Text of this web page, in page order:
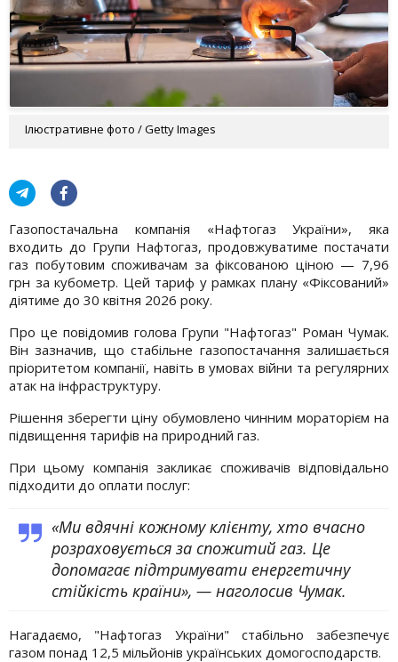
Ілюстративне фото / Getty Images
Газопостачальна компанія «Нафтогаз України», яка
входить до Групи Нафтогаз, продовжуватиме постачати
газ побутовим споживачам за фіксованою ціною — 7,96
грн за кубометр. Цей тариф у рамках плану «Фіксований»
діятиме до 30 квітня 2026 року.
Про це повідомив голова Групи "Нафтогаз" Роман Чумак.
Він зазначив, що стабільне газопостачання залишається
пріоритетом компанії, навіть в умовах війни та регулярних
атак на інфраструктуру.
Рішення зберегти ціну обумовлено чинним мораторієм на
підвищення тарифів на природний газ.
При цьому компанія закликає споживачів відповідально
підходити до оплати послуг:
«Ми вдячні кожному клієнту, хто вчасно
розраховується за спожитий газ. Це
допомагає підтримувати енергетичну
стійкість країни», — наголосив Чумак.
Нагадаємо, "Нафтогаз України" стабільно забезпечує
газом понад 12,5 мільйонів українських домогосподарств.